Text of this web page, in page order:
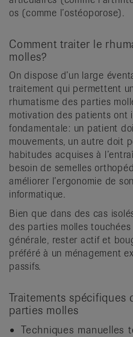
os (comme l’ostéoporose).
Comment traiter le
molles?
On dispose d’un large
traitement qui permettent
rhumatisme des parties
motivation des patients ont
fondamentale: un patient
mouvements, un autre doit
habitudes acquises à
besoin de semelles
améliorer l’ergonomie de
informatique.
Bien que dans des cas
des parties molles
générale, rester actif et
préféré à un ménagement
passifs.
Traitements spécifiques
parties molles
Techniques manuelles